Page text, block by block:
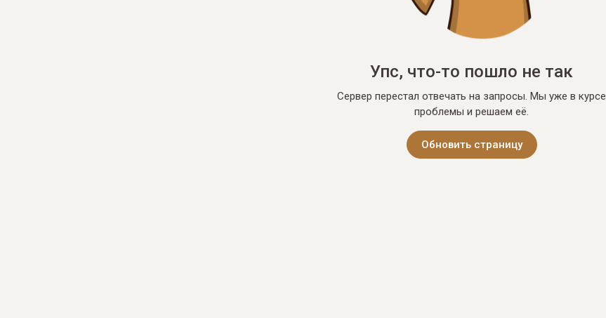
Упс, что-то пошло не так
Сервер перестал отвечать на запросы. Мы уже в курсе
проблемы и решаем её.
Обновить страницу